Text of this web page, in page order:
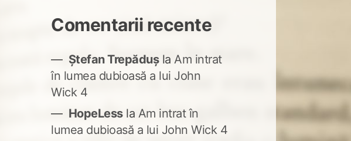
Comentarii recente
Ștefan Trepădușla Am intrat
în lumea dubioasă a lui John
Wick 4
HopeLessla Am intrat în
lumea dubioasă a lui John Wick 4